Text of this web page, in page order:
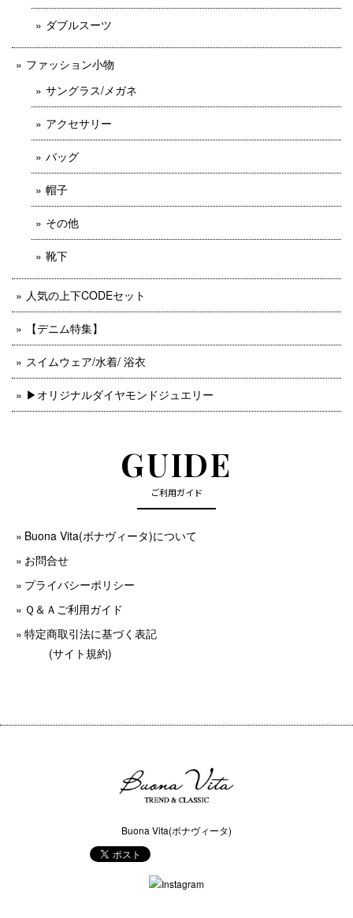
ダブルスーツ
ファッション小物
サングラス/メガネ
アクセサリー
バッグ
帽子
その他
靴下
人気の上下CODEセット
【デニム特集】
スイムウェア/水着/ 浴衣
▶︎オリジナルダイヤモンドジュエリー
GUIDE
ご利用ガイド
Buona Vita(ボナヴィータ)について
お問合せ
プライバシーポリシー
Ｑ＆Ａご利用ガイド
特定商取引法に基づく表記
(サイト規約)
Buona Vita(ボナヴィータ)